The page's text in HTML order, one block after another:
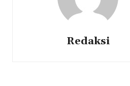
Redaksi